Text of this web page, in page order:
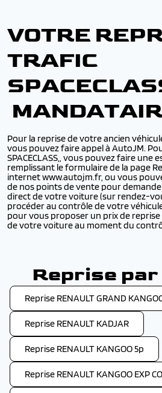
VOTRE
TRAFIC
Pour la reprise de votre ancien véhicule
vous pouvez faire appel à AutoJM.
SPACECLASS,, vous pouvez faire une
remplissant le formulaire de la page
internet www.autojm.fr, ou vous
de nos points de vente pour
direct de votre voiture (sur rendez-
procéder au contrôle de votre véhicule
pour vous proposer un prix de
de votre voiture au moment du
Reprise par
Reprise RENAULT GRAND
Reprise RENAULT KADJAR
Reprise RENAULT KANGOO 5p
Reprise RENAULT KANGOO EXP